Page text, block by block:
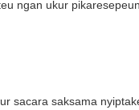
ngan ukur
sacara saksama